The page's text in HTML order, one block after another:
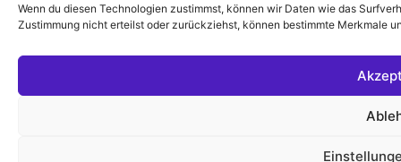
Wenn du diesen Technologien zustimmst, können wir Daten wie das
Zustimmung nicht erteilst oder zurückziehst, können bestimmte Merkmale